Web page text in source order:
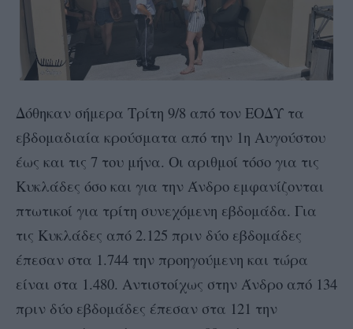
Δόθηκαν σήμερα Τρίτη 9/8 από τον ΕΟΔΥ τα
εβδομαδιαία κρούσματα από την 1η Αυγούστου
έως και τις 7 του μήνα. Οι αριθμοί τόσο για τις
Κυκλάδες όσο και για την Άνδρο εμφανίζονται
πτωτικοί για τρίτη συνεχόμενη εβδομάδα. Για
τις Κυκλάδες από 2.125 πριν δύο εβδομάδες
έπεσαν στα 1.744 την προηγούμενη και τώρα
είναι στα 1.480. Αντιστοίχως στην Άνδρο από 134
πριν δύο εβδομάδες έπεσαν στα 121 την